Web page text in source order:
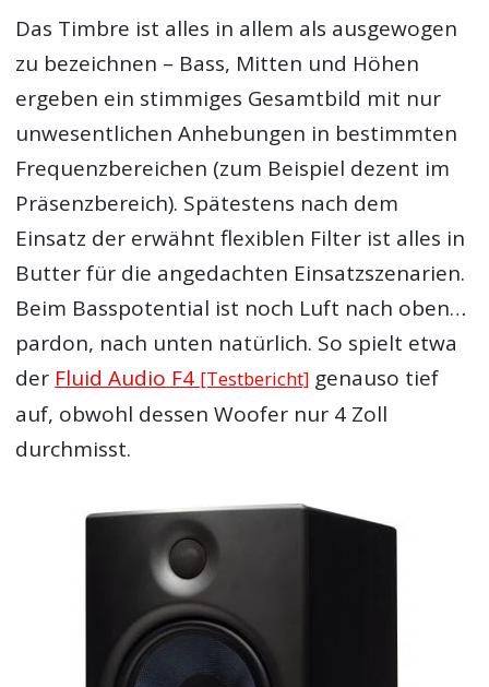
Das Timbre ist alles in allem als ausgewogen
zu bezeichnen – Bass, Mitten und Höhen
ergeben ein stimmiges Gesamtbild mit nur
unwesentlichen Anhebungen in bestimmten
Frequenzbereichen (zum Beispiel dezent im
Präsenzbereich). Spätestens nach dem
Einsatz der erwähnt flexiblen Filter ist alles in
Butter für die angedachten Einsatzszenarien.
Beim Basspotential ist noch Luft nach oben…
pardon, nach unten natürlich. So spielt etwa
der Fluid Audio F4 [Testbericht] genauso tief
auf, obwohl dessen Woofer nur 4 Zoll
durchmisst.